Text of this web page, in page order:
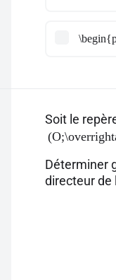
Soit le
Déterminer
directeur de